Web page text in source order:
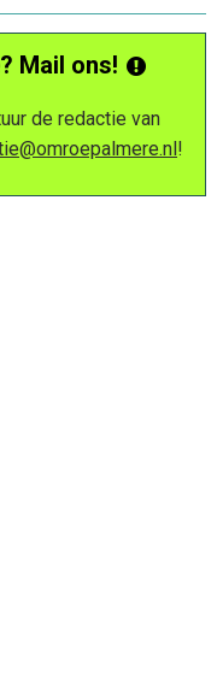
Mail ons!
de redactie van
!